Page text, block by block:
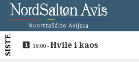
SISTE 18:00 -Hvile i kaos